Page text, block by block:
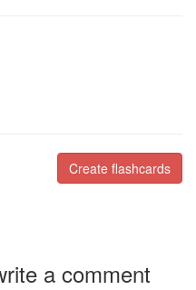
Create flashcards
a comment